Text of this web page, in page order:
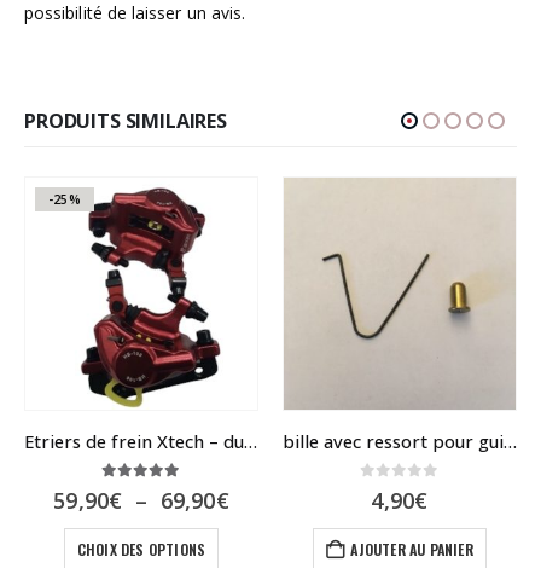
possibilité de laisser un avis.
PRODUITS SIMILAIRES
-25%
Etriers de frein Xtech – dualtron 3 – spider – speedway 5
59,90€ – 69,90€Plage
CHOIX DES OPTIONS
Ce produit a plusieurs variations. Les options peuvent être choisies sur la page du produit
bille avec ressort pour guidon speedway mini 4
4,90€
AJOUTER AU PANIER